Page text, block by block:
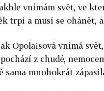
vnímám svět, ve
trpí a musí se ohánět,
Opolaisová vnímá
z chudé,
sama mnohokrát